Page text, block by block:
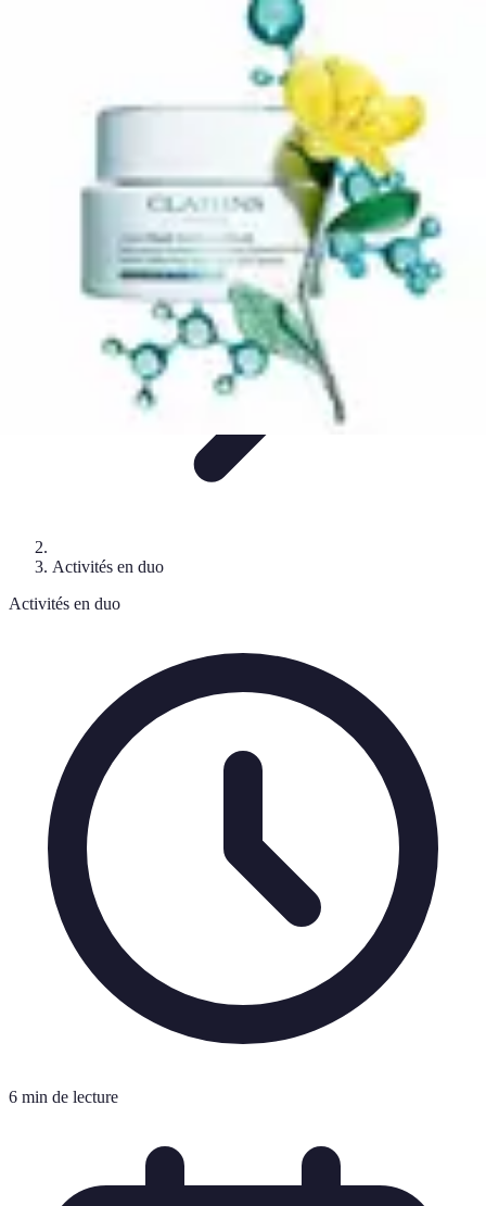
InsolitesActivités à sensations
Activités Sensations
Activités en duo
Activités en duo
6 min de lecture